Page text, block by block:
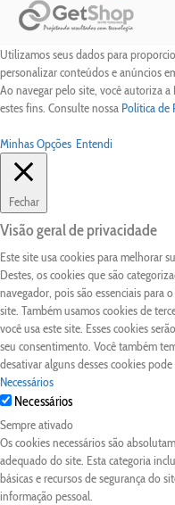
Utilizamos seus dados para
personalizar conteúdos e anúncios
Ao navegar pelo site, você autoriza a
estes fins. Consulte nossa Política de
Minhas Opções Entendi
Fechar
Visão geral de privacidade
Este site usa cookies para melhorar
Destes, os cookies que são
navegador, pois são essenciais para
site. Também usamos cookies de
você usa este site. Esses cookies
seu consentimento. Você também
desativar alguns desses cookies
Necessários
Necessários
Sempre ativado
Os cookies necessários são
adequado do site. Esta categoria
básicas e recursos de segurança do
informação pessoal.